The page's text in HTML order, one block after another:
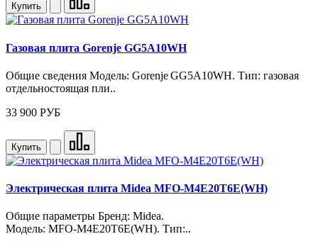
Купить
Газовая плита Gorenje GG5A10WH
Общие сведения Модель: Gorenje GG5A10WH. Тип: газовая
отдельностоящая пли..
33 900 РУБ
Купить
Электрическая плита Midea MFO-M4E20T6E(WH)
Общие параметры Бренд: Midea.
Модель: MFO‑M4E20T6E(WH). Тип:..